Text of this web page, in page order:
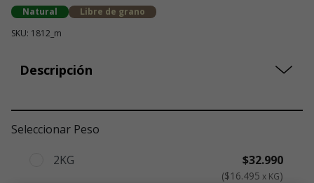
Natural
Libre de grano
SKU: 1812_m
Descripción
Seleccionar Peso
2KG
$16.495 x KG
$32.990